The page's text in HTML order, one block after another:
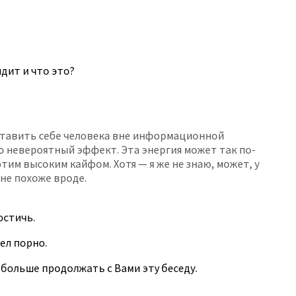
и что это?
себе человека вне информационной
эффект. Эта энергия может так по-
высоким кайфом. Хотя — я же не знаю, может, у
похоже вроде.
порно.
продолжать с Вами эту беседу.